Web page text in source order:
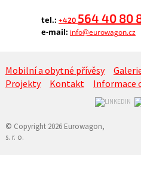
tel.: +420 564 40 80
e-mail: info@eurowagon.cz
Mobilní a obytné přívěsy
Projekty
Kontakt Informace
© Copyright 2026 Eurowagon,
s. r. o.